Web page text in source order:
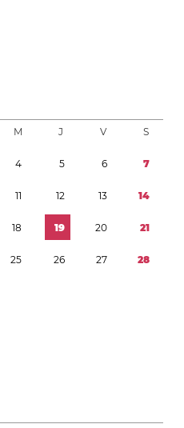
M J V S
4 5 6 7
11 12 13 14
18 19 20 21
25 26 27 28